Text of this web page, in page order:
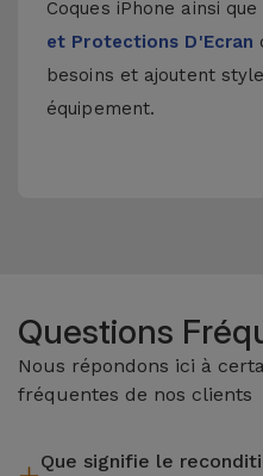
Coques iPhone ainsi
et Protections D'Ecran
besoins et ajoutent
équipement.
Questions
Nous répondons ici à
fréquentes de nos clients
Que signifie le